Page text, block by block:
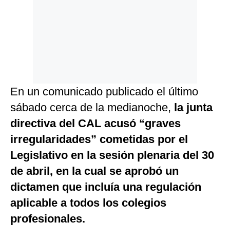
En un comunicado publicado el último
sábado cerca de la medianoche, la junta
directiva del CAL acusó “graves
irregularidades” cometidas por el
Legislativo en la sesión plenaria del 30
de abril, en la cual se aprobó un
dictamen que incluía una regulación
aplicable a todos los colegios
profesionales.